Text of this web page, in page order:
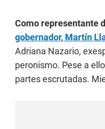
Como representante
gobernador, Martín
Adriana Nazario,
peronismo. Pese a
partes escrutadas.